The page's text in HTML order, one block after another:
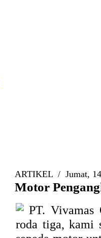
ARTIKEL / Jumat,
Motor
PT. Vivamas
roda tiga, kami